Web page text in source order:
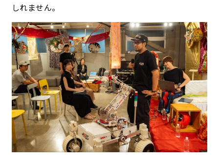
しれません。